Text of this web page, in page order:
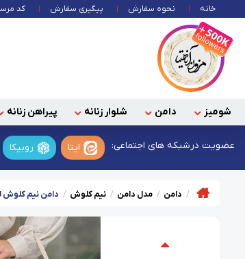
خانه نحوه سفارش پیگیری سفارش کد
شومیز دامن شلوار زنانه پیراهن زنانه
عضویت درشبکه های اجتماعی: ایتا روبیکا
دامن مدل دامن نیم کلوش دامن نیم کلوش